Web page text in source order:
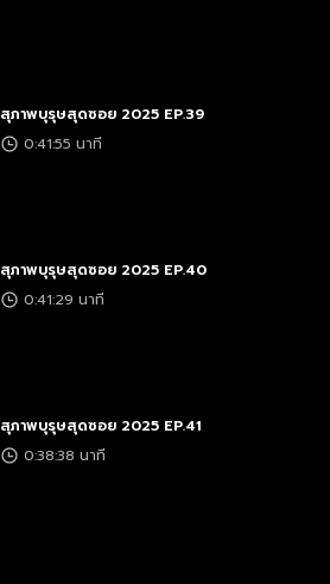
สุภาพบุรุษสุดซอย 2025 EP.39
0:41:55 นาที
สุภาพบุรุษสุดซอย 2025 EP.40
0:41:29 นาที
สุภาพบุรุษสุดซอย 2025 EP.41
0:38:38 นาที